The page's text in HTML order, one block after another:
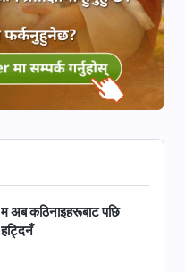
म अब कठिनाइहरूबाट पछि
हट्दिनँ